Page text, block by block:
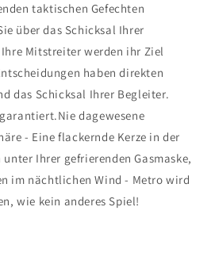
taktischen Gefechten
über das Schicksal Ihrer
Mitstreiter werden ihr Ziel
haben direkten
das Schicksal Ihrer Begleiter.
dagewesene
- Eine flackernde Kerze in der
Ihrer gefrierenden Gasmaske,
im nächtlichen Wind - Metro wird
wie kein anderes Spiel!